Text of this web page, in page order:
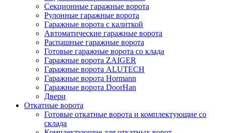
Секционные гаражные ворота
Рулонные гаражные ворота
Гаражные ворота с калиткой
Автоматические гаражные ворота
Распашные гаражные ворота
Готовые гаражные ворота со клада
Гаражные ворота ZAIGER
Гаражные ворота ALUTECH
Гаражные ворота Hormann
Гаражные ворота DoorHan
Двери
Откатные ворота
Готовые откатные ворота и комплектующие со
склада